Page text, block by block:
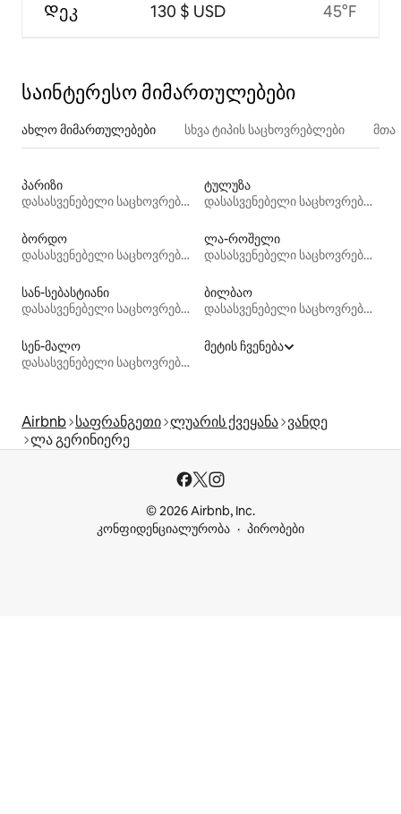
Დეკ 130 $ USD 45°F
საინტერესო მიმართულებები
ახლო მიმართულებები სხვა ტიპის საცხოვრებლები
პარიზი
დასასვენებელი საცხოვრებლები
ტულუზა
დასასვენებელი საცხოვრებლები
ბორდო
დასასვენებელი საცხოვრებლები
ლა-როშელი
დასასვენებელი საცხოვრებლები
სან-სებასტიანი
დასასვენებელი საცხოვრებლები
ბილბაო
დასასვენებელი საცხოვრებლები
სენ-მალო
დასასვენებელი საცხოვრებლები
მეტის ჩვენება
Airbnb საფრანგეთი ლუარის ქვეყანა ვანდე
ლა გერინიერე
© 2026 Airbnb, Inc.
კონფიდენციალურობა
პირობები